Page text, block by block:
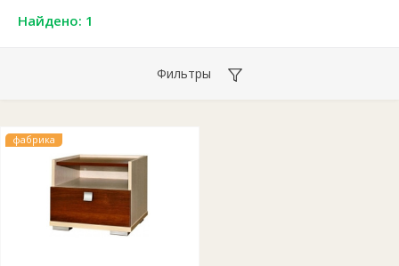
Найдено: 1
Фильтры
фабрика